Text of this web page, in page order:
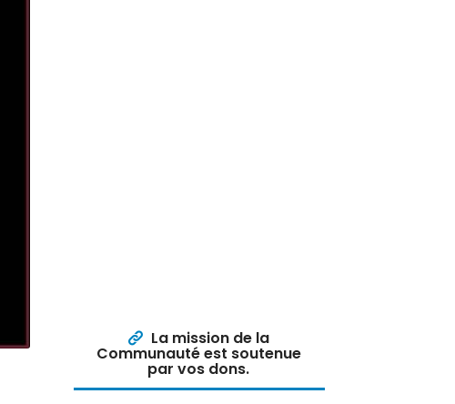
La mission de la
Communauté est soutenue
par vos dons.